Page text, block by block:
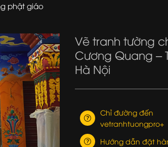
phật giáo
Vẽ tranh tường
Cương Quang –
Hà Nội
Chỉ đường đến
vetranhtuongpro+
Hướng dẫn đặt